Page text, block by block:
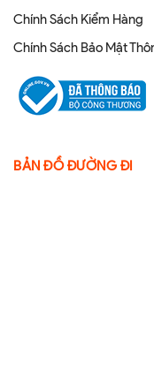
Chính Sách Kiểm Hàng
Chính Sách Bảo Mật
BẢN ĐỒ ĐƯỜNG ĐI